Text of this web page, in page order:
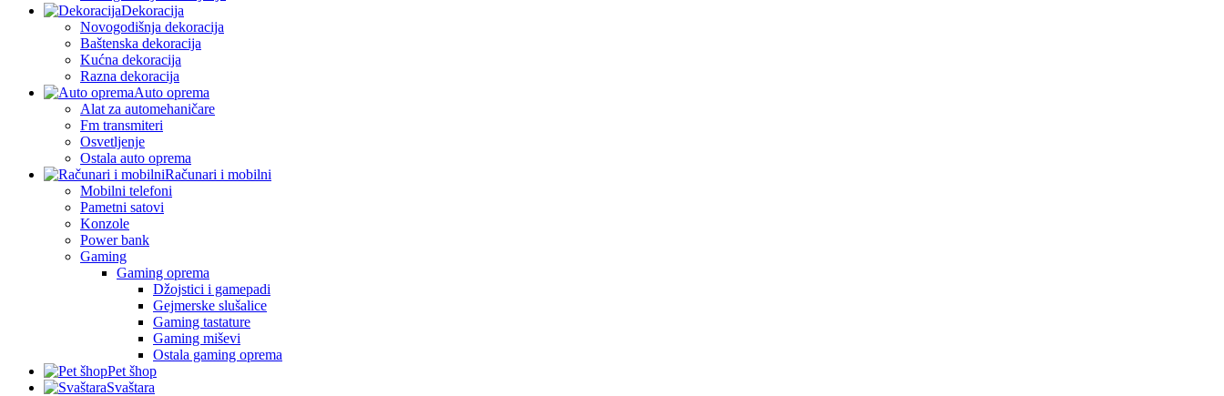
Dekoracija
Novogodišnja dekoracija
Baštenska dekoracija
Kućna dekoracija
Razna dekoracija
Auto oprema
Alat za automehaničare
Fm transmiteri
Osvetljenje
Ostala auto oprema
Računari i mobilni
Mobilni telefoni
Pametni satovi
Konzole
Power bank
Gaming
Gaming oprema
Džojstici i gamepadi
Gejmerske slušalice
Gaming tastature
Gaming miševi
Ostala gaming oprema
Pet šhop
Svaštara